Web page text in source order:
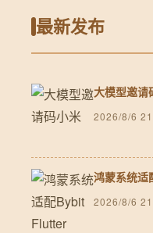
最新发布
大模型邀请
2026/8/6
鸿蒙系统
2026/8/6